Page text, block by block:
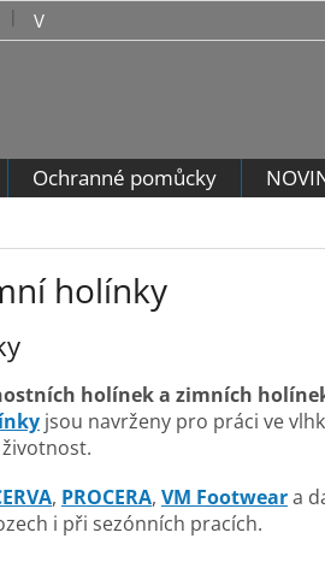
VRÁCENÍ ZBOŽÍ - VZOROVÝ
Ochranné pomůcky
holínky
holínek a zimních
jsou navrženy pro práci ve
, PROCERA, VM Footweara
i při sezónních pracích.